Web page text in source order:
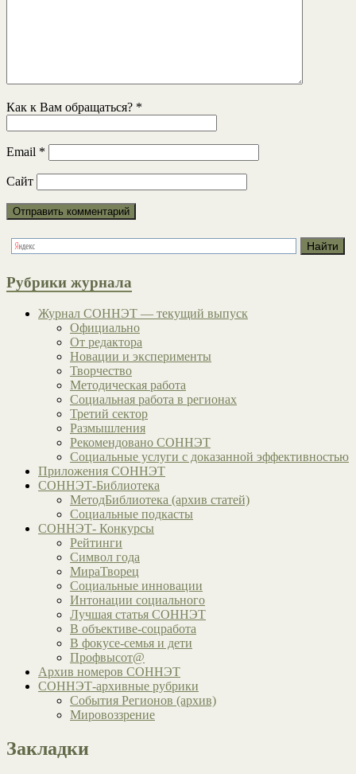
Как к Вам обращаться? *
Email *
Сайт
Рубрики журнала
Журнал СОННЭТ — текущий выпуск
Официально
От редактора
Новации и эксперименты
Творчество
Методическая работа
Социальная работа в регионах
Третий сектор
Размышления
Рекомендовано СОННЭТ
Социальные услуги с доказанной эффективностью
Приложения СОННЭТ
СОННЭТ-Библиотека
МетодБиблиотека (архив статей)
Социальные подкасты
СОННЭТ- Конкурсы
Рейтинги
Символ года
МираТворец
Социальные инновации
Интонации социального
Лучшая статья СОННЭТ
В объективе-соцработа
В фокусе-семья и дети
Профвысот@
Архив номеров СОННЭТ
СОННЭТ-архивные рубрики
События Регионов (архив)
Мировоззрение
Закладки